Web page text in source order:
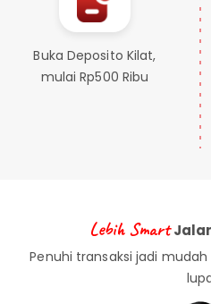
Buka Deposito Kilat,
mulai Rp500 Ribu
Lebih Smart
Penuhi transaksi jadi